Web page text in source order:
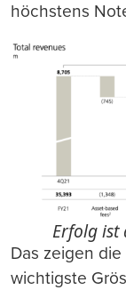
höchstens
Erfolg ist
Das zeigen
wichtigste